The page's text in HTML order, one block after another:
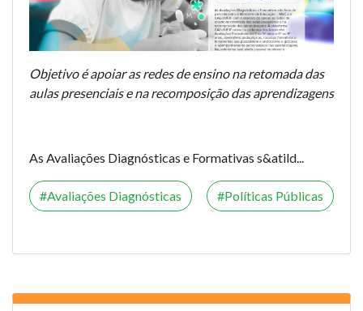
Objetivo é apoiar as redes de ensino na retomada das
aulas presenciais e na recomposição das aprendizagens
As Avaliações Diagnósticas e Formativas s&atild...
Avaliações Diagnósticas Políticas Públicas